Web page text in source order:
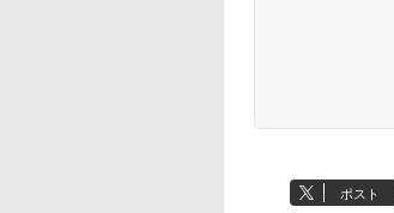
ポスト